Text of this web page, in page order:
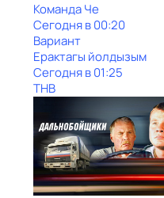
Команда Че
Сегодня в 00:20
Вариант
Ерактагы йолдызым
Сегодня в 01:25
ТНВ